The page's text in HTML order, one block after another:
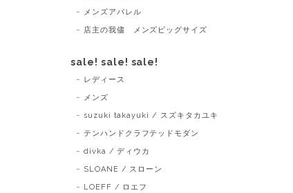
メンズアパレル
店主の我儘 メンズビッグサイズ
sale! sale! sale!
レディース
メンズ
suzuki takayuki / スズキタカユキ
テンハンドクラフテッドモダン
divka / ディウカ
SLOANE / スローン
LOEFF / ロエフ